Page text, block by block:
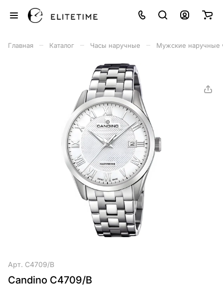
Главная Каталог Часы наручные Мужские наручные
Арт. C4709/B
Candino C4709/B